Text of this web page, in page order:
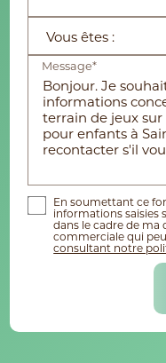
Message*
En soumettant ce
informations saisies
dans le cadre de
commerciale qui
consultant notre